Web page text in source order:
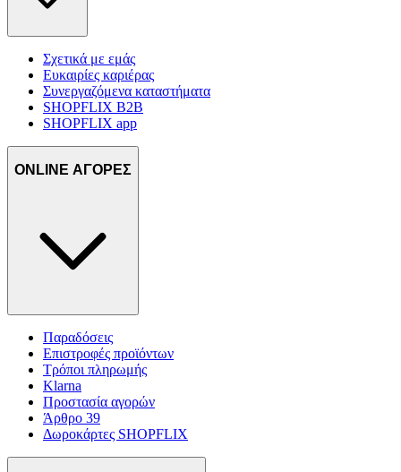
Σχετικά με εμάς
Ευκαιρίες καριέρας
Συνεργαζόμενα καταστήματα
SHOPFLIX B2B
SHOPFLIX app
ONLINE ΑΓΟΡΕΣ
Παραδόσεις
Επιστροφές προϊόντων
Τρόποι πληρωμής
Klarna
Προστασία αγορών
Άρθρο 39
Δωροκάρτες SHOPFLIX